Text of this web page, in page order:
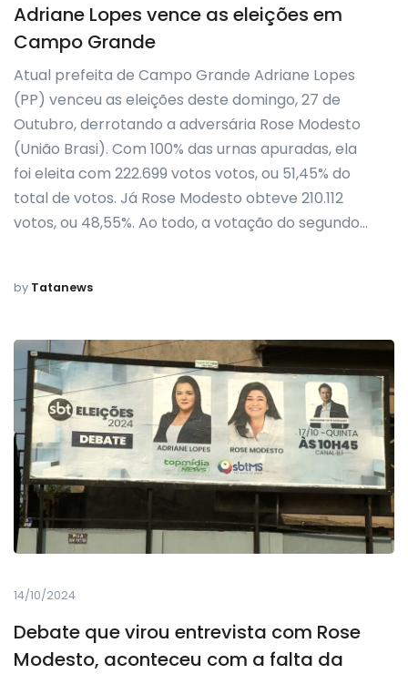
Adriane Lopes vence as eleições em
Campo Grande
Atual prefeita de Campo Grande Adriane Lopes
(PP) venceu as eleições deste domingo, 27 de
Outubro, derrotando a adversária Rose Modesto
(União Brasi). Com 100% das urnas apuradas, ela
foi eleita com 222.699 votos votos, ou 51,45% do
total de votos. Já Rose Modesto obteve 210.112
votos, ou 48,55%. Ao todo, a votação do segundo…
by Tatanews
14/10/2024
Debate que virou entrevista com Rose
Modesto, aconteceu com a falta da